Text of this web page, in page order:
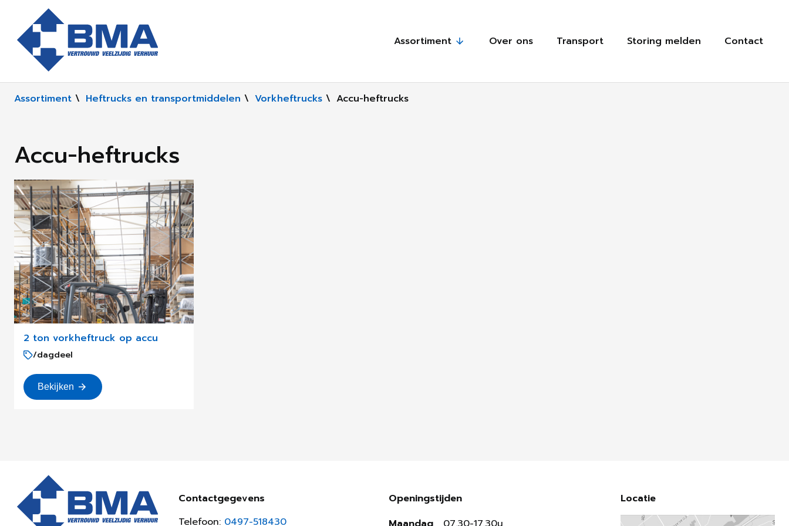
Assortiment Over ons Transport Storing melden Contact
Assortiment \ Heftrucks en transportmiddelen \ Vorkheftrucks \ Accu-heftrucks
Accu-heftrucks
2 ton vorkheftruck op accu
/dagdeel
Bekijken
Contactgegevens
Telefoon: 0497-518430
Openingstijden
Locatie